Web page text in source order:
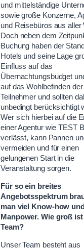
und mittelständige
sowie große Konzerne,
und Reisebüros aus aller
Doch neben dem
Buchung haben der
Hotels und seine Lage
Einfluss auf das
Übernachtungsbudget
auf das Wohlbefinden der
Teilnehmer und sollten
unbedingt berücksichtigt
Wer sich hierbei auf die
einer Agentur wie TEST
verlässt, kann Pannen
vermeiden und für einen
gelungenen Start in die
Veranstaltung sorgen.
Für so ein breites
Angebotsspektrum
man viel Know-how und
Manpower. Wie groß
Team?
Unser Team besteht aus